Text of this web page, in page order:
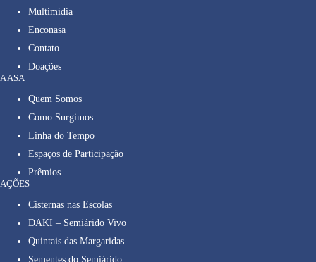
Multimídia
Enconasa
Contato
Doações
A ASA
Quem Somos
Como Surgimos
Linha do Tempo
Espaços de Participação
Prêmios
AÇÕES
Cisternas nas Escolas
DAKI – Semiárido Vivo
Quintais das Margaridas
Sementes do Semiárido